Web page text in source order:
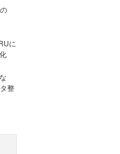
に
整